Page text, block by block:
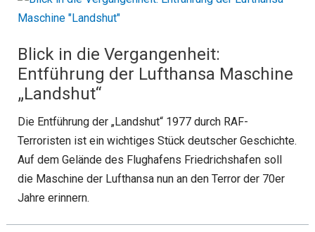
Blick in die Vergangenheit:
Entführung der Lufthansa Maschine
„Landshut“
Die Entführung der „Landshut“ 1977 durch RAF-
Terroristen ist ein wichtiges Stück deutscher Geschichte.
Auf dem Gelände des Flughafens Friedrichshafen soll
die Maschine der Lufthansa nun an den Terror der 70er
Jahre erinnern.